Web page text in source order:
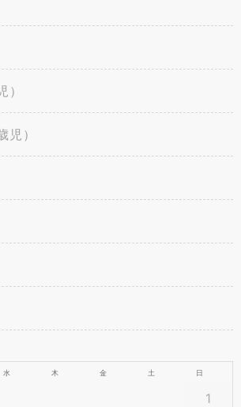
児）
水 木 金 土 日
1